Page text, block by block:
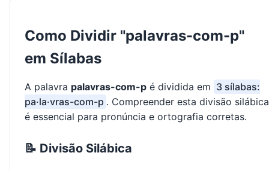
Como Dividir "palavras-com-p"
em Sílabas
A palavra palavras-com-p é dividida em 3 sílabas:
pa·la·vras-com-p . Compreender esta divisão silábica
é essencial para pronúncia e ortografia corretas.
📝 Divisão Silábica